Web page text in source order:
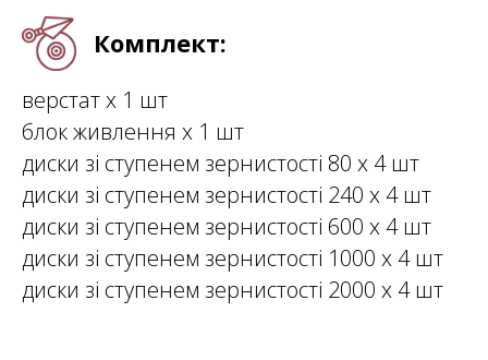
Комплект:
верстат х 1 шт
блок живлення х 1 шт
диски зі ступенем зернистості 80 х 4 шт
диски зі ступенем зернистості 240 х 4 шт
диски зі ступенем зернистості 600 х 4 шт
диски зі ступенем зернистості 1000 х 4 шт
диски зі ступенем зернистості 2000 х 4 шт